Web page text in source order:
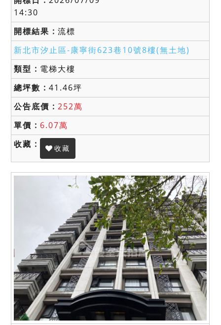
14:30
流標
新北市汐止區-康寧街623巷10號8樓(無土地)
電梯大樓
41.46坪
252萬
6.07萬
收藏